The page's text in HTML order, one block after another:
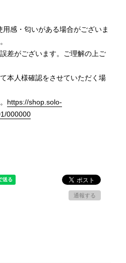
用感・匂いがある場合がございま
差がございます。ご理解の上ご
本人様確認をさせていただく場
https://shop.solo-
000000
通報する